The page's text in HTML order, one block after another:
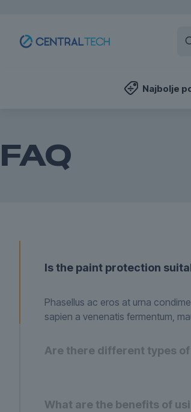
Najbolje
FAQ
Is the paint protection
Phasellus ac eros at urna
sapien a venenatis fermentum,
Are there different types
What are the benefits of